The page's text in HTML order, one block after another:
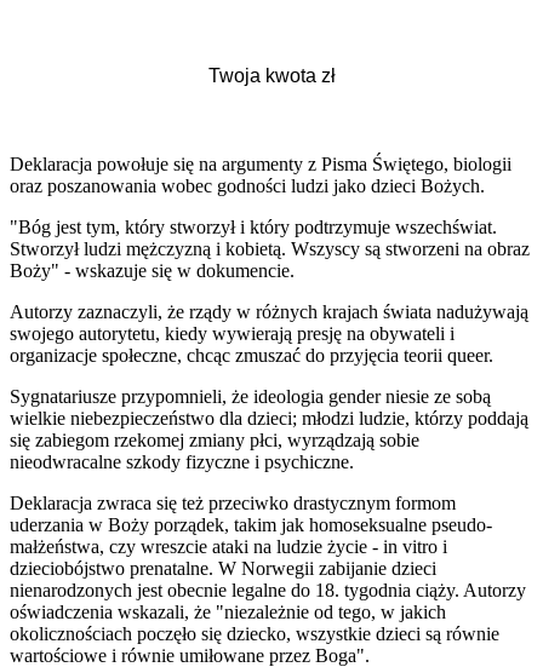
Deklaracja powołuje się na argumenty z Pisma Świętego, biologii
oraz poszanowania wobec godności ludzi jako dzieci Bożych.
"Bóg jest tym, który stworzył i który podtrzymuje wszechświat.
Stworzył ludzi mężczyzną i kobietą. Wszyscy są stworzeni na obraz
Boży" - wskazuje się w dokumencie.
Autorzy zaznaczyli, że rządy w różnych krajach świata nadużywają
swojego autorytetu, kiedy wywierają presję na obywateli i
organizacje społeczne, chcąc zmuszać do przyjęcia teorii queer.
Sygnatariusze przypomnieli, że ideologia gender niesie ze sobą
wielkie niebezpieczeństwo dla dzieci; młodzi ludzie, którzy poddają
się zabiegom rzekomej zmiany płci, wyrządzają sobie
nieodwracalne szkody fizyczne i psychiczne.
Deklaracja zwraca się też przeciwko drastycznym formom
uderzania w Boży porządek, takim jak homoseksualne pseudo-
małżeństwa, czy wreszcie ataki na ludzie życie - in vitro i
dzieciobójstwo prenatalne. W Norwegii zabijanie dzieci
nienarodzonych jest obecnie legalne do 18. tygodnia ciąży. Autorzy
oświadczenia wskazali, że "niezależnie od tego, w jakich
okolicznościach poczęło się dziecko, wszystkie dzieci są równie
wartościowe i równie umiłowane przez Boga".